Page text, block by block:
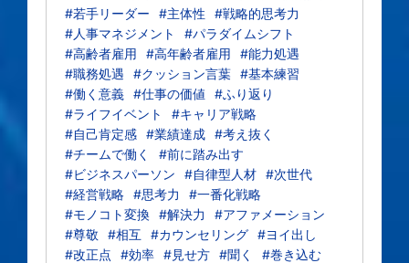
#若手リーダー
#主体性
#戦略的思考力
#人事マネジメント
#パラダイムシフト
#高齢者雇用
#高年齢者雇用
#能力処遇
#職務処遇
#クッション言葉 #基本練習
#働く意義 #仕事の価値
#ふり返り
#ライフイベント
#キャリア戦略
#自己肯定感 #業績達成 #考え抜く
#チームで働く
#前に踏み出す
#ビジネスパーソン
#自律型人材 #次世代
#経営戦略 #思考力
#一番化戦略
#モノコト変換 #解決力
#アファメーション
#尊敬
#相互 #カウンセリング #ヨイ出し
#改正点
#効率 #見せ方 #聞く
#巻き込む